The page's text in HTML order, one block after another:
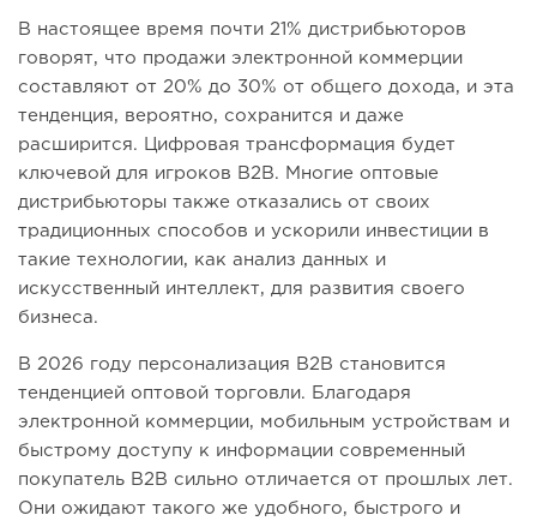
В настоящее время почти 21% дистрибьюторов
говорят, что продажи электронной коммерции
составляют от 20% до 30% от общего дохода, и эта
тенденция, вероятно, сохранится и даже
расширится. Цифровая трансформация будет
ключевой для игроков B2B. Многие оптовые
дистрибьюторы также отказались от своих
традиционных способов и ускорили инвестиции в
такие технологии, как анализ данных и
искусственный интеллект, для развития своего
бизнеса.
В 2026 году персонализация B2B становится
тенденцией оптовой торговли. Благодаря
электронной коммерции, мобильным устройствам и
быстрому доступу к информации современный
покупатель B2B сильно отличается от прошлых лет.
Они ожидают такого же удобного, быстрого и